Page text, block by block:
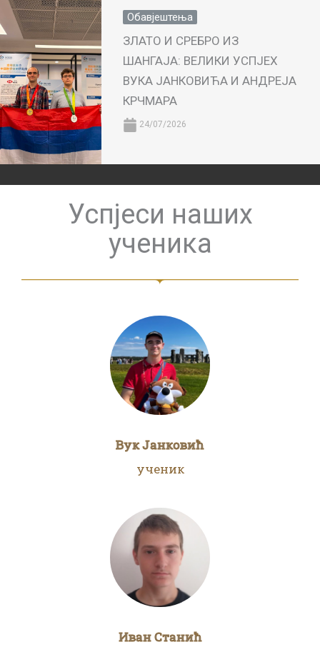
Обавјештења
ЗЛАТО И СРЕБРО ИЗ
ШАНГАЈА: ВЕЛИКИ УСПЈЕХ
ВУКА ЈАНКОВИЋА И АНДРЕЈА
КРЧМАРА
24/07/2026
Успјеси наших
ученика
Вук Јанковић
ученик
Иван Станић